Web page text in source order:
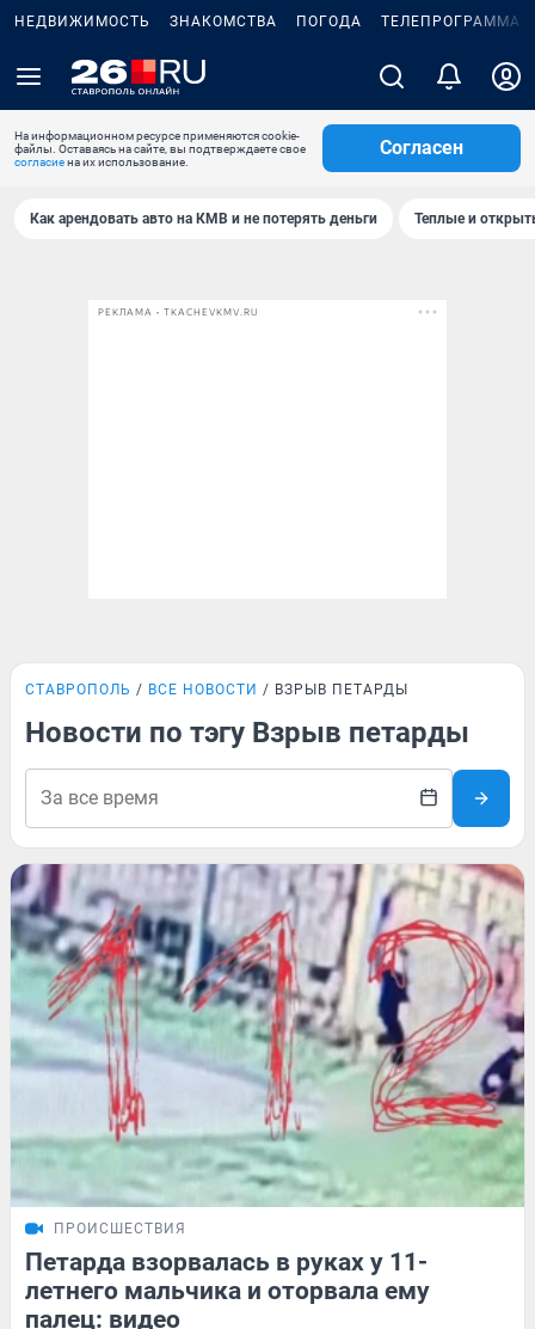
НЕДВИЖИМОСТЬ ЗНАКОМСТВА ПОГОДА ТЕЛЕПРОГРАММА
На информационном ресурсе применяются cookie-
файлы. Оставаясь на сайте, вы подтверждаете свое
согласиена их использование.
Согласен
Как арендовать авто на КМВ и не потерять деньги Теплые и
РЕКЛАМА • TKACHEVKMV.RU
СТАВРОПОЛЬ ВСЕ НОВОСТИ ВЗРЫВ ПЕТАРДЫ
Новости по тэгу Взрыв петарды
ПРОИСШЕСТВИЯ
Петарда взорвалась в руках у 11-
летнего мальчика и оторвала ему
палец: видео